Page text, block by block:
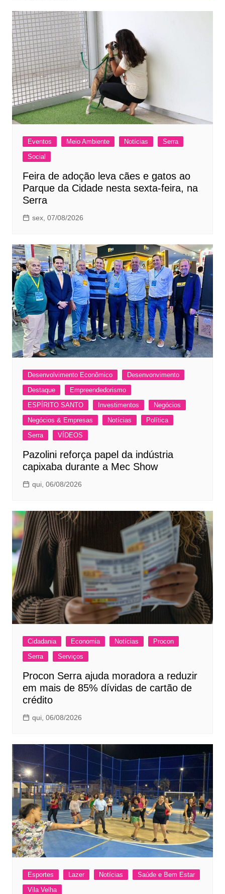
Eventos Meio Ambiente Notícias
Serra
Social
Feira de adoção leva cães e gatos ao
Parque da Cidade nesta sexta-feira, na
Serra
sex, 07/08/2026
Desenvolvimento Econômico
Desenvonvimento
Destaque
Empreendedorismo
ESPÍRITO SANTO
Investimentos
Negócios
Negócios & Empresas
Notícias
Política
Serra
VÍDEOS
Pazolini reforça papel da indústria
capixaba durante a Mec Show
qui, 06/08/2026
Cidadania Economia Notícias
Procon
Serra
Serviços
Procon Serra ajuda moradora a reduzir
em mais de 85% dívidas de cartão de
crédito
qui, 06/08/2026
Esportes Lazer Notícias
Saúde e Bem Estar
Vila Velha